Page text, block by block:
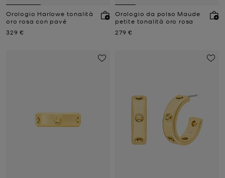
Orologio Harlowe tonalità
oro rosa con pavé
Prezzo attuale
329 €
Orologio da polso Maude
petite tonalità oro rosa
Prezzo attuale
279 €